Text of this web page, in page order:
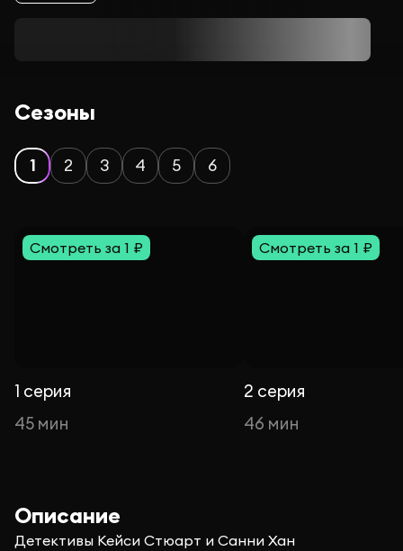
Сезоны
1 2 3 4 5 6
Смотреть за 1 ₽
1 серия
45 мин
Смотреть за 1 ₽
2 серия
46 мин
Описание
Детективы Кейси Стюарт и Санни Хан